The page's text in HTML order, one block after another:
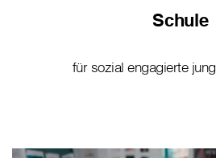
Schule
für sozial engagierte